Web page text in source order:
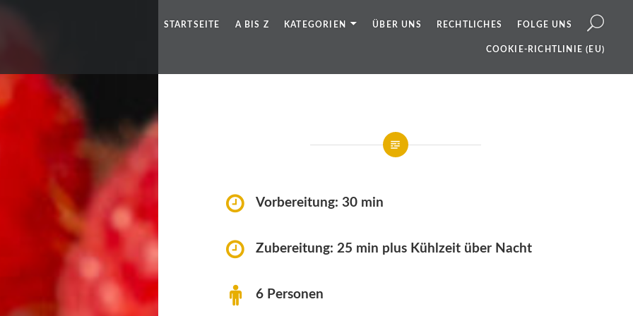
STARTSEITE A BIS Z KATEGORIEN ÜBER UNS RECHTLICHES FOLGE UNS
COOKIE-RICHTLINIE (EU)
Vorbereitung: 30 min
Zubereitung: 25 min plus Kühlzeit über Nacht
6 Personen